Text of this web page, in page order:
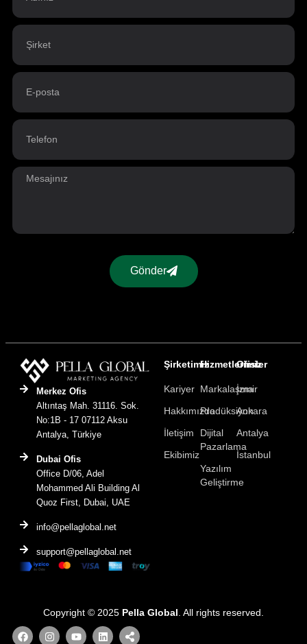
Gönder
Merkez Ofis
Altıntaş Mah. 31116. Sok.
No:1B - 17 07112 Aksu
Antalya, Türkiye
Dubai Ofis
Office D/06, Adel
Mohammed Ali Building Al
Quoz First, Dubai, UAE
info@pellaglobal.net
support@pellaglobal.net
Şirketimiz
Kariyer
Hakkımızda
İletişim
Ekibimiz
Hizmetlerimiz
Markalaşma
Prodüksiyon
Dijital
Pazarlama
Yazılım
Geliştirme
Ofisler
İzmir
Ankara
Antalya
İstanbul
Copyright © 2025 Pella Global. All rights reserved.